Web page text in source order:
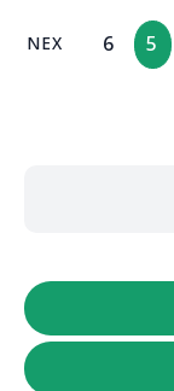
5
6
NEX